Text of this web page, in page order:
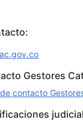
Gestores
contacto